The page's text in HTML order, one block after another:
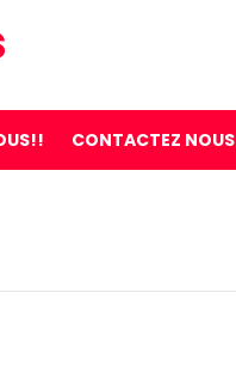
CONTACTEZ NOUS